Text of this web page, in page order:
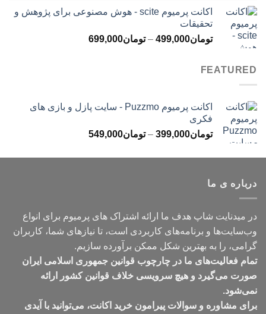
تومان299,000
تومان499,000
اکانت پرمیوم scite - هوش مصنوعی برای پژوهش و
تحقیقات
تومان499,000
– تومان699,000محدوده
FEATURED
اکانت پرمیوم Puzzmo - سایت پازل و بازی های
فکری
تومان399,000
– تومان549,000محدوده
تومان399,000
درباره ی ما
در میدنایت شاپ هدف ما ارائه اشتراک های پرمیوم برای انواع
وب‌سایت‌ها و برنامه‌های کاربردی است، تا نیازهای شما، کاربران
گرامی، را به بهترین شکل ممکن برآورده سازیم.
تمام فعالیت‌های ما در چارچوب قوانین جمهوری اسلامی ایران
صورت می‌گیرد و هیچ سرویسی خلاف قوانین کشور ارائه
نمی‌شود.
برای مشاوره و سوالات پیرامون خرید اکانت، می‌توانید با آیدی